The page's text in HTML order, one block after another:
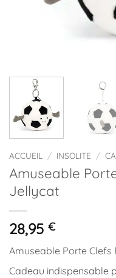
ACCUEIL / INSOLITE /
Amuseable
Jellycat
28,95 €
Amuseable Porte Clefs
Cadeau indispensable